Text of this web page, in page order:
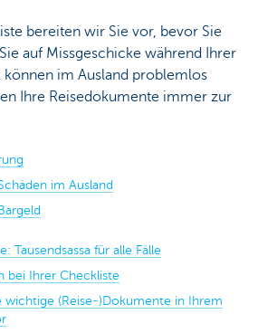
bereiten wir Sie vor, bevor Sie
auf Missgeschicke während Ihrer
können im Ausland problemlos
Ihre Reisedokumente immer zur
im Ausland
Tausendsassa für alle Fälle
bei Ihrer Checkliste
wichtige (Reise-)Dokumente in Ihrem